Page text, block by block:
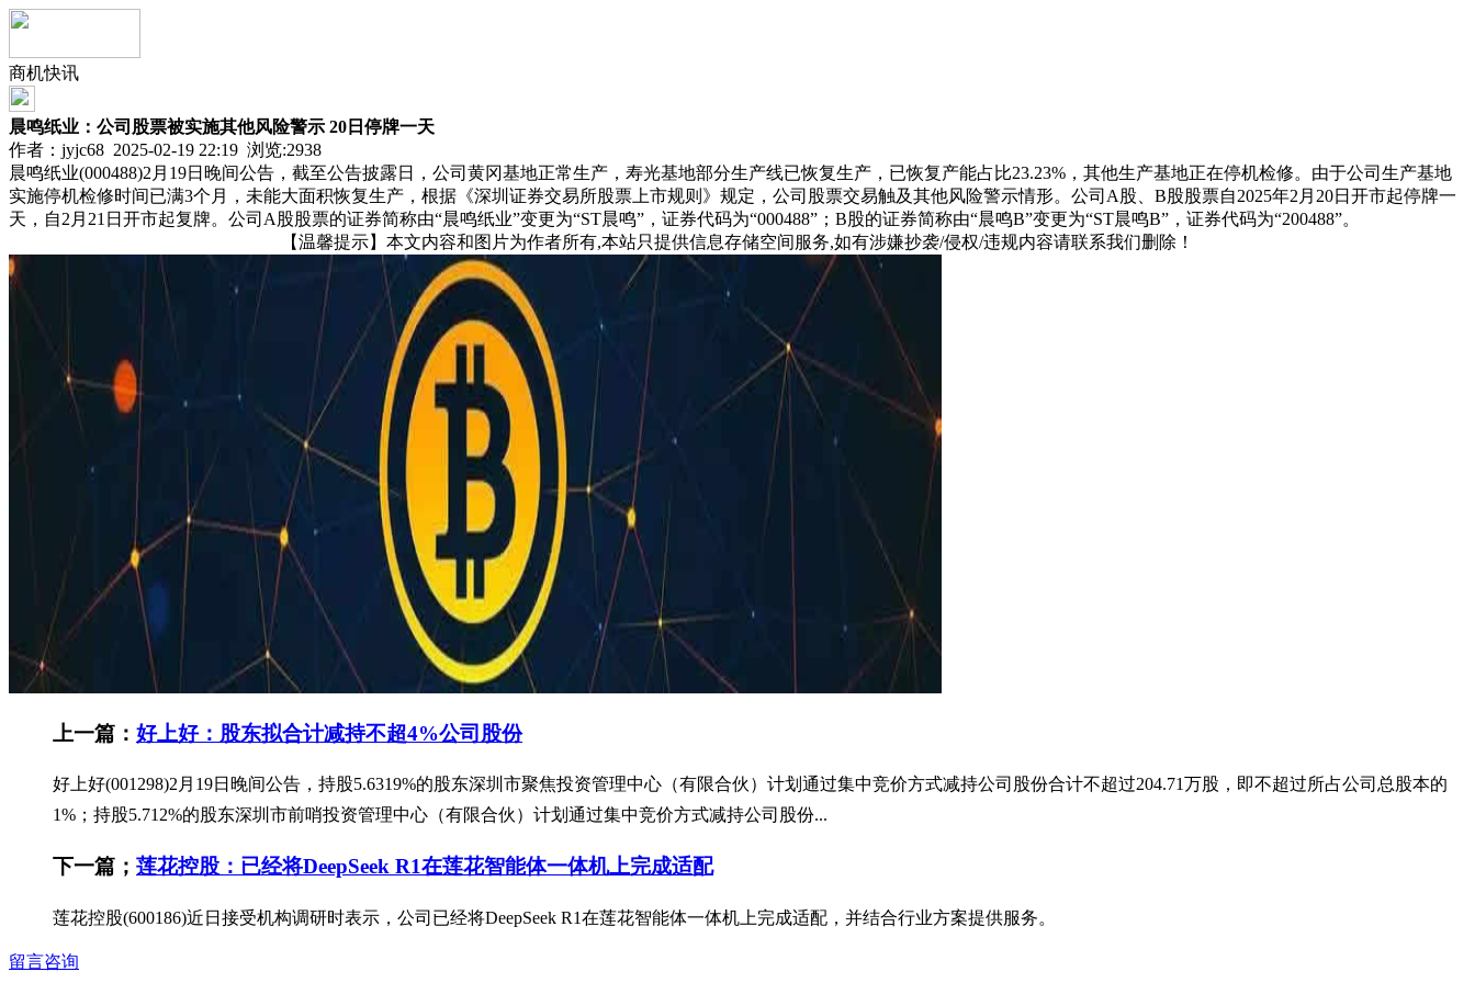
商机快讯
晨鸣纸业：公司股票被实施其他风险警示 20日停牌一天
作者：jyjc68 2025-02-19 22:19 浏览:2938
晨鸣纸业(000488)2月19日晚间公告，截至公告披露日，公司黄冈基地正常生产，寿光基地部分生产线已恢复生产，已恢复产能占比23.23%，其他生产基地正在停机检修。由于公司生产基地
实施停机检修时间已满3个月，未能大面积恢复生产，根据《深圳证券交易所股票上市规则》规定，公司股票交易触及其他风险警示情形。公司A股、B股股票自2025年2月20日开市起停牌一
天，自2月21日开市起复牌。公司A股股票的证券简称由“晨鸣纸业”变更为“ST晨鸣”，证券代码为“000488”；B股的证券简称由“晨鸣B”变更为“ST晨鸣B”，证券代码为“200488”。
【温馨提示】本文内容和图片为作者所有,本站只提供信息存储空间服务,如有涉嫌抄袭/侵权/违规内容请联系我们删除！
上一篇： 好上好：股东拟合计减持不超4%公司股份
好上好(001298)2月19日晚间公告，持股5.6319%的股东深圳市聚焦投资管理中心（有限合伙）计划通过集中竞价方式减持公司股份合计不超过204.71万股，即不超过所占公司总股本的
1%；持股5.712%的股东深圳市前哨投资管理中心（有限合伙）计划通过集中竞价方式减持公司股份...
下一篇； 莲花控股：已经将DeepSeek R1在莲花智能体一体机上完成适配
莲花控股(600186)近日接受机构调研时表示，公司已经将DeepSeek R1在莲花智能体一体机上完成适配，并结合行业方案提供服务。
留言咨询